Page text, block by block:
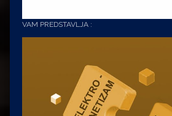
VAM PREDSTAVLJA :